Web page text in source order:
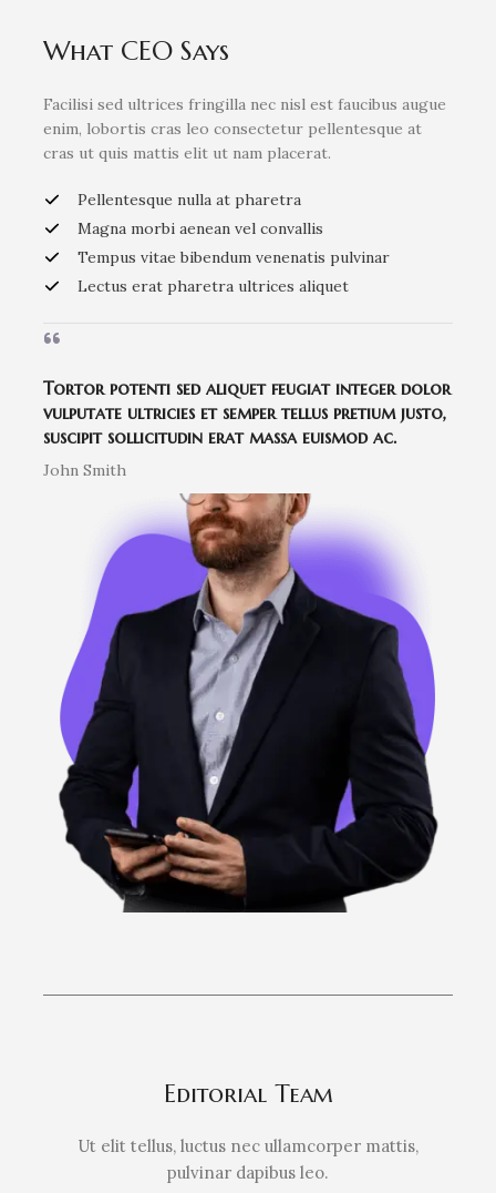
What CEO Says​
Facilisi sed ultrices fringilla nec nisl est faucibus augue
enim, lobortis cras leo consectetur pellentesque at
cras ut quis mattis elit ut nam placerat.
Pellentesque nulla at pharetra
Magna morbi aenean vel convallis
Tempus vitae bibendum venenatis pulvinar
Lectus erat pharetra ultrices aliquet
Tortor potenti sed aliquet feugiat integer dolor
vulputate ultricies et semper tellus pretium justo,
suscipit sollicitudin erat massa euismod ac.​
John Smith
Editorial Team
Ut elit tellus, luctus nec ullamcorper mattis,
pulvinar dapibus leo.